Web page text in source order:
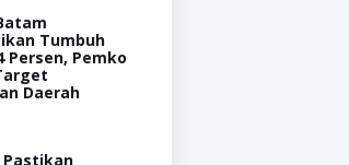
Tumbuh
Persen, Pemko
Daerah
Pastikan